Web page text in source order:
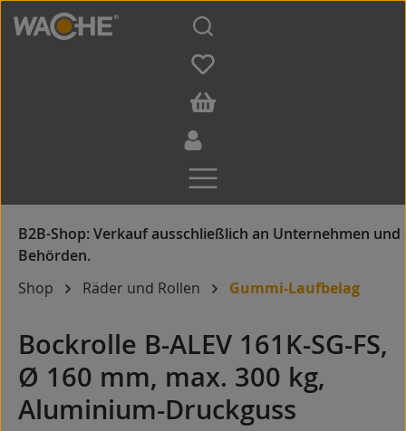
Zum Hauptinhalt springen
Shop Räder und Rollen Gummi-Laufbelag
Bockrolle B-ALEV 161K-SG-FS,
Ø 160 mm, max. 300 kg,
Aluminium-Druckguss